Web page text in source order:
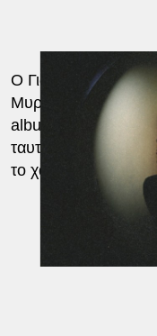
Ο Γιώργος
Μυρτώς, υπογράφει
album αλλά και
ταυτότητα στο
το χαρακτηρίζουν.